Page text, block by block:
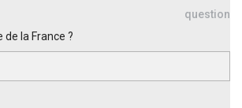
question
de la France ?